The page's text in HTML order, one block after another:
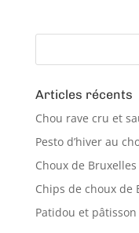
Articles récents
Chou rave cru et
Pesto d’hiver au
Choux de
Chips de choux de
Patidou et pâtisson